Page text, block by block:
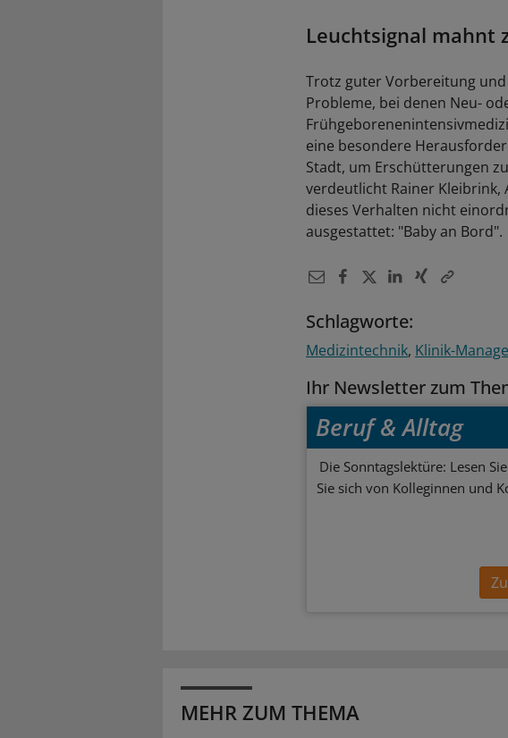
Leuchtsignal mahnt
Trotz guter Vorbereitung
Probleme, bei denen Neu-
eine besondere
Stadt, um Erschütterungen
verdeutlicht Rainer Kleibrink,
dieses Verhalten nicht
ausgestattet: "Baby an Bord".
Schlagworte:
Medizintechnik Klinik-
Ihr Newsletter zum
Beruf & Alltag
Die Sonntagslektüre: Lesen
Sie sich von Kolleginnen und
MEHR ZUM THEMA